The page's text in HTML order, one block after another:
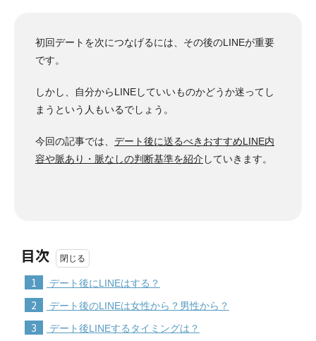
初回デートを次につなげるには、その後のLINEが重要
です。
しかし、自分からLINEしていいものかどうか迷ってし
まうという人もいるでしょう。
今回の記事では、 デート後に送るべきおすすめLINE内
容や脈あり・脈なしの判断基準を紹介 していきます。
目次
1 デート後にLINEはする？
2 デート後のLINEは女性から？男性から？
3 デート後LINEするタイミングは？